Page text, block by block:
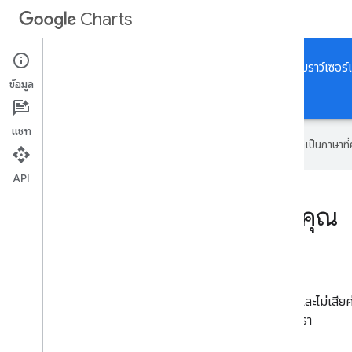
Charts
ค้นพบทรัพยากรสำหรับการเพิ่มแผนภูมิเชิงโต้ตอบสำหรับเบราว์เซอ
หน้าแรก
Google ใช้เทคโนโลยี AI เพื่อแปลเนื้อหาเป็นภา
แสดงข้อมูลสดในเว็บไซต์ของคุณ
เครื่องมือของ Google แผนภูมิมีประสิทธิภาพ ใช้งานง่าย และไม่เสี
แบบอินเทอร์แอกทีฟและเครื่องมือข้อมูลที่หลากหลายของเรา
ข้อมูล
แชท
API